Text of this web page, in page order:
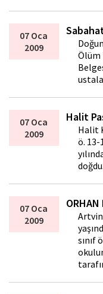
07 Oca
2009
Ölüm
07 Oca
2009
Halit
Halit
ö. 13-
doğdu.
07 Oca
2009
sınıf